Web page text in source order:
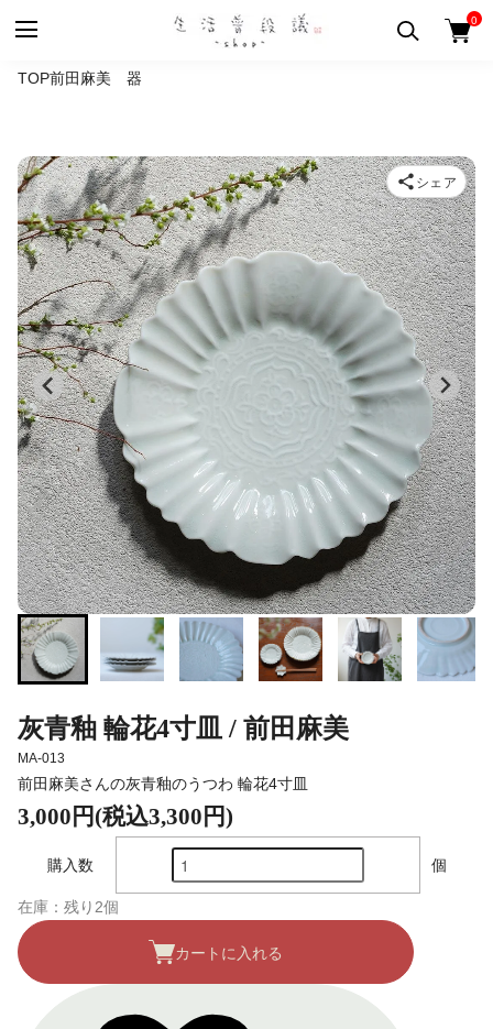
0
TOP前田麻美 器
灰青釉 輪花4寸皿 / 前田麻美
MA-013
前田麻美さんの灰青釉のうつわ 輪花4寸皿
3,000円(税込3,300円)
購入数 個
在庫：残り2個
カートに入れる
シェア